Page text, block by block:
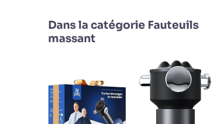
Dans la catégorie Fauteuils
massant